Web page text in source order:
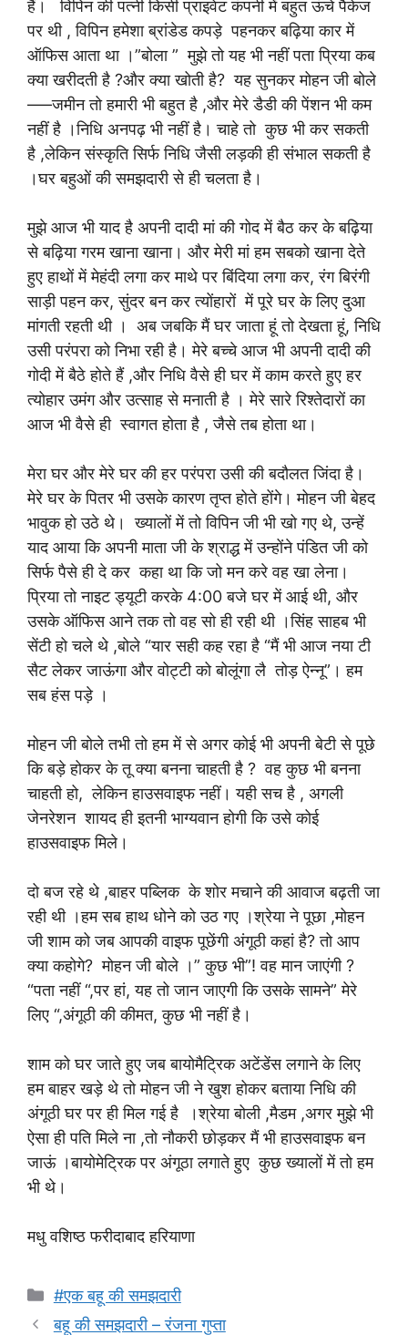
हैं। विपिन की पत्नी किसी प्राइवेट कंपनी में बहुत ऊंचे पैकेज
पर थी , विपिन हमेशा ब्रांडेड कपड़े पहनकर बढ़िया कार में
ऑफिस आता था ।”बोला ” मुझे तो यह भी नहीं पता प्रिया कब
क्या खरीदती है ?और क्या खोती है? यह सुनकर मोहन जी बोले
—–जमीन तो हमारी भी बहुत है ,और मेरे डैडी की पेंशन भी कम
नहीं है ।निधि अनपढ़ भी नहीं है। चाहे तो कुछ भी कर सकती
है ,लेकिन संस्कृति सिर्फ निधि जैसी लड़की ही संभाल सकती है
।घर बहुओं की समझदारी से ही चलता है।
मुझे आज भी याद है अपनी दादी मां की गोद में बैठ कर के बढ़िया
से बढ़िया गरम खाना खाना। और मेरी मां हम सबको खाना देते
हुए हाथों में मेहंदी लगा कर माथे पर बिंदिया लगा कर, रंग बिरंगी
साड़ी पहन कर, सुंदर बन कर त्योंहारों में पूरे घर के लिए दुआ
मांगती रहती थी । अब जबकि मैं घर जाता हूं तो देखता हूं, निधि
उसी परंपरा को निभा रही है। मेरे बच्चे आज भी अपनी दादी की
गोदी में बैठे होते हैं ,और निधि वैसे ही घर में काम करते हुए हर
त्योहार उमंग और उत्साह से मनाती है । मेरे सारे रिश्तेदारों का
आज भी वैसे ही स्वागत होता है , जैसे तब होता था।
मेरा घर और मेरे घर की हर परंपरा उसी की बदौलत जिंदा है।
मेरे घर के पितर भी उसके कारण तृप्त होते होंगे। मोहन जी बेहद
भावुक हो उठे थे। ख्यालों में तो विपिन जी भी खो गए थे, उन्हें
याद आया कि अपनी माता जी के श्राद्ध में उन्होंने पंडित जी को
सिर्फ पैसे ही दे कर कहा था कि जो मन करे वह खा लेना।
प्रिया तो नाइट ड्यूटी करके 4:00 बजे घर में आई थी, और
उसके ऑफिस आने तक तो वह सो ही रही थी ।सिंह साहब भी
सेंटी हो चले थे ,बोले “यार सही कह रहा है “मैं भी आज नया टी
सैट लेकर जाऊंगा और वोट्टी को बोलूंगा लै तोड़ ऐन्नू”। हम
सब हंस पड़े ।
मोहन जी बोले तभी तो हम में से अगर कोई भी अपनी बेटी से पूछे
कि बड़े होकर के तू क्या बनना चाहती है ? वह कुछ भी बनना
चाहती हो, लेकिन हाउसवाइफ नहीं। यही सच है , अगली
जेनरेशन शायद ही इतनी भाग्यवान होगी कि उसे कोई
हाउसवाइफ मिले।
दो बज रहे थे ,बाहर पब्लिक के शोर मचाने की आवाज बढ़ती जा
रही थी ।हम सब हाथ धोने को उठ गए ।श्रेया ने पूछा ,मोहन
जी शाम को जब आपकी वाइफ पूछेंगी अंगूठी कहां है? तो आप
क्या कहोगे? मोहन जी बोले ।” कुछ भी”! वह मान जाएंगी ?
“पता नहीं “,पर हां, यह तो जान जाएगी कि उसके सामने” मेरे
लिए “,अंगूठी की कीमत, कुछ भी नहीं है।
शाम को घर जाते हुए जब बायोमैट्रिक अटेंडेंस लगाने के लिए
हम बाहर खड़े थे तो मोहन जी ने खुश होकर बताया निधि की
अंगूठी घर पर ही मिल गई है ।श्रेया बोली ,मैडम ,अगर मुझे भी
ऐसा ही पति मिले ना ,तो नौकरी छोड़कर मैं भी हाउसवाइफ बन
जाऊं ।बायोमेट्रिक पर अंगूठा लगाते हुए कुछ ख्यालों में तो हम
भी थे।
मधु वशिष्ठ फरीदाबाद हरियाणा
Categories
#एक बहू की समझदारी
बहू की समझदारी – रंजना गुप्ता